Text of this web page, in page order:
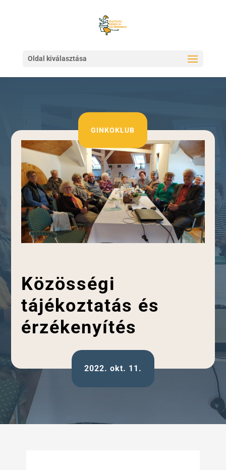
Oldal kiválasztása
GINKOKLUB
Közösségi
tájékoztatás és
érzékenyítés
2022. okt. 11.